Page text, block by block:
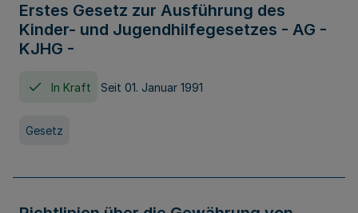
Erstes Gesetz zur Ausführung des
Kinder- und Jugendhilfegesetzes - AG -
KJHG -
In Kraft Seit 01. Januar 1991
Gesetz